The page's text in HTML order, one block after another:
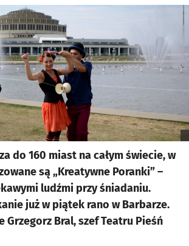
do 160 miast na całym świecie, w
są „Kreatywne Poranki” –
ludźmi przy śniadaniu.
już w piątek rano w Barbarze.
Grzegorz Bral, szef Teatru Pieśń